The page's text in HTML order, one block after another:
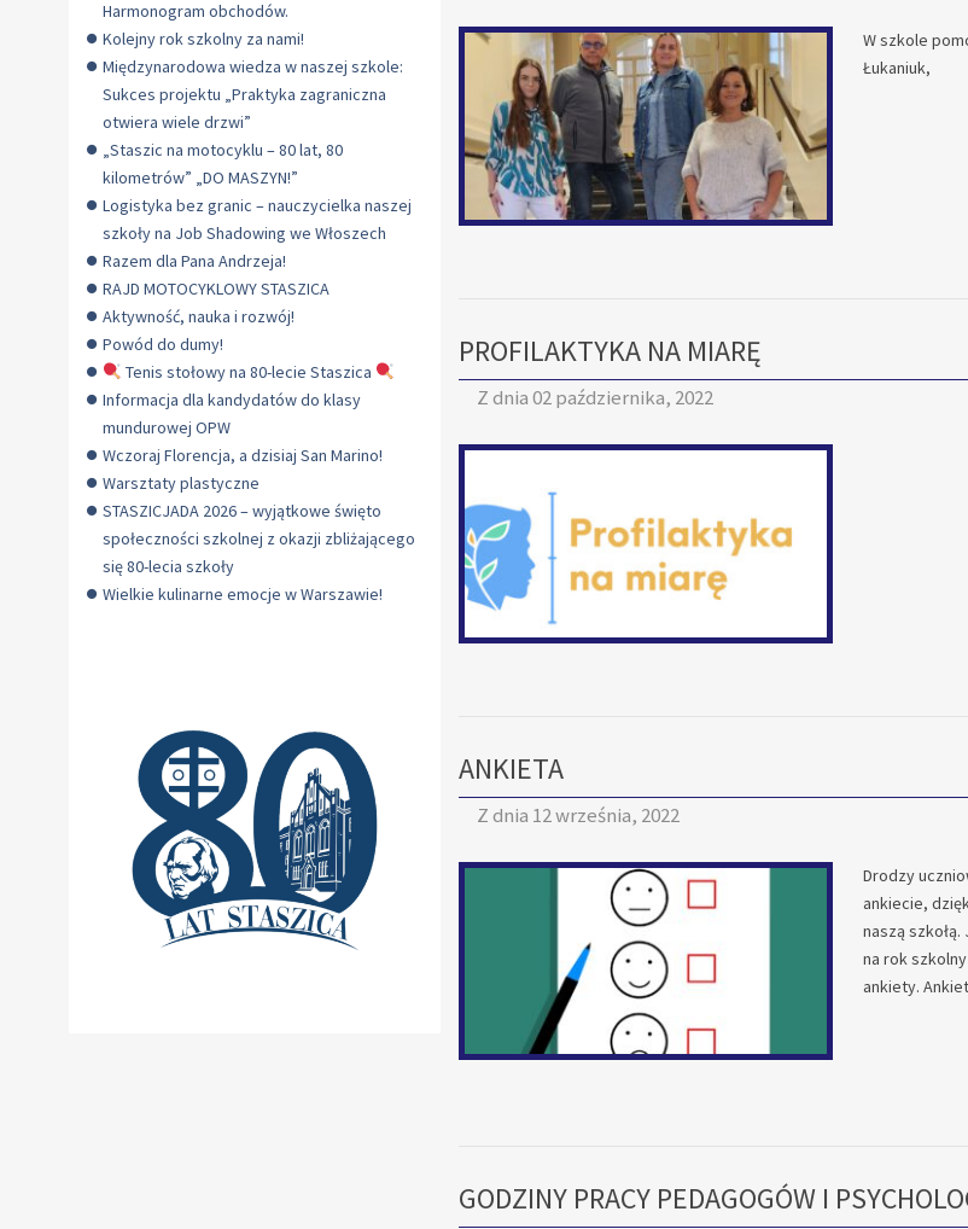
W szkole
Łukaniuk,
PROFILAKTYKA NA MIARĘ
Z dnia02 października, 2022
ANKIETA
Z dnia 12 września, 2022
Drodzy
ankiecie,
naszą
na rok
ankiety.
GODZINY PRACY PEDAGOGÓW I
Harmonogram obchodów.
Kolejny rok szkolny za nami!
Międzynarodowa wiedza w naszej szkole:
Sukces projektu „Praktyka zagraniczna
otwiera wiele drzwi”
„Staszic na motocyklu – 80 lat, 80
kilometrów” „DO MASZYN!”
Logistyka bez granic – nauczycielka naszej
szkoły na Job Shadowing we Włoszech
Razem dla Pana Andrzeja!
RAJD MOTOCYKLOWY STASZICA
Aktywność, nauka i rozwój!
Powód do dumy!
Tenis stołowy na 80-lecie Staszica
Informacja dla kandydatów do klasy
mundurowej OPW
Wczoraj Florencja, a dzisiaj San Marino!
Warsztaty plastyczne
STASZICJADA 2026 – wyjątkowe święto
społeczności szkolnej z okazji zbliżającego
się 80-lecia szkoły
Wielkie kulinarne emocje w Warszawie!